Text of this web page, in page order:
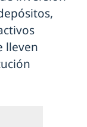
lleven